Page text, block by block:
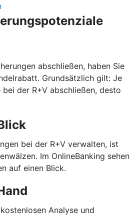
abschließen, haben Sie
Grundsätzlich gilt: Je
bei der R+V abschließen, desto
bei der R+V verwalten, ist
Im OnlineBanking sehen
auf einen Blick.
Analyse und